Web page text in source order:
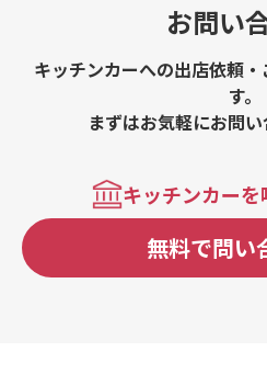
お問い
キッチンカーへの出店依頼
す。
まずはお気軽にお問い
キッチンカー
無料で問い